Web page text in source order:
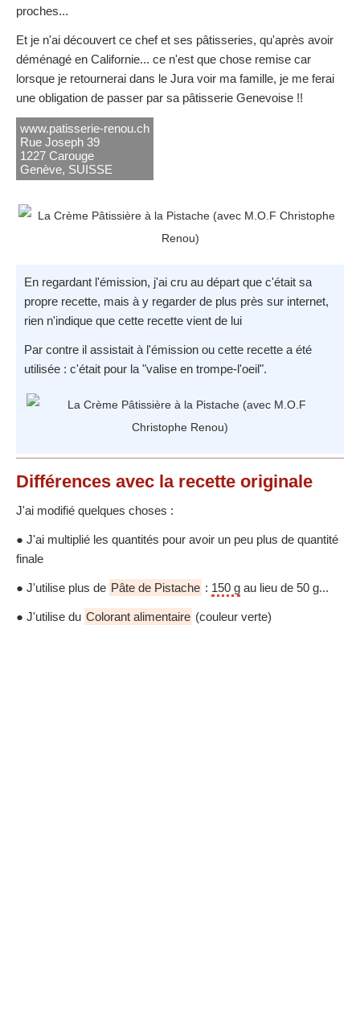
proches...
Et je n'ai découvert ce chef et ses pâtisseries, qu'après avoir
déménagé en Californie... ce n'est que chose remise car
lorsque je retournerai dans le Jura voir ma famille, je me ferai
une obligation de passer par sa pâtisserie Genevoise !!
www.patisserie-renou.ch
Rue Joseph 39
1227 Carouge
Genève, SUISSE
En regardant l'émission, j'ai cru au départ que c'était sa
propre recette, mais à y regarder de plus près sur internet,
rien n'indique que cette recette vient de lui
Par contre il assistait à l'émission ou cette recette a été
utilisée : c'était pour la "valise en trompe-l'oeil".
Différences avec la recette originale
J'ai modifié quelques choses :
● J'ai multiplié les quantités pour avoir un peu plus de quantité
finale
● J'utilise plus de Pâte de Pistache : 150 g au lieu de 50 g...
● J'utilise du Colorant alimentaire (couleur verte)